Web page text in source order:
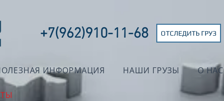
+7(962)910-11-68 ОТСЛЕДИТЬ ГРУЗ
ИНФОРМАЦИЯ НАШИ ГРУЗЫ О НАС